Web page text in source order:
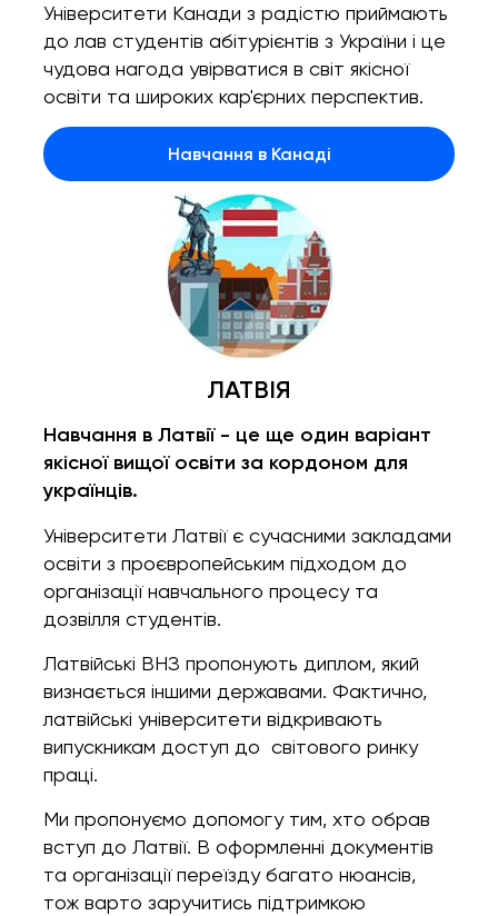
Університети Канади з радістю приймають
до лав студентів абітурієнтів з України і це
чудова нагода увірватися в світ якісної
освіти та широких кар'єрних перспектив.
Навчання в Канаді
ЛАТВІЯ
Навчання в Латвії - це ще один варіант
якісної вищої освіти за кордоном для
українців.
Університети Латвії є сучасними закладами
освіти з проєвропейським підходом до
організації навчального процесу та
дозвілля студентів.
Латвійські ВНЗ пропонують диплом, який
визнається іншими державами. Фактично,
латвійські університети відкривають
випускникам доступ до світового ринку
праці.
Ми пропонуємо допомогу тим, хто обрав
вступ до Латвії. В оформленні документів
та організації переїзду багато нюансів,
тож варто заручитись підтримкою